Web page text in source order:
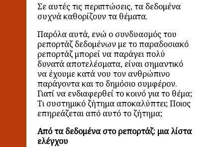
Σε αυτές τις περιπτώσεις, τα δεδομένα
συχνά καθορίζουν τα θέματα.
Παρόλα αυτά, ενώ ο συνδυασμός του
ρεπορτάζ δεδομένων με το παραδοσιακό
ρεπορτάζ μπορεί να παράγει πολύ
δυνατά αποτελέσματα, είναι σημαντικό
να έχουμε κατά νου τον ανθρώπινο
παράγοντα και το δημόσιο συμφέρον.
Γιατί να ενδιαφερθεί το κοινό για το θέμα;
Τι συστημικό ζήτημα αποκαλύπτει; Ποιος
επηρεάζεται από αυτό το ζήτημα;
Από τα δεδομένα στο ρεπορτάζ: μια λίστα
ελέγχου